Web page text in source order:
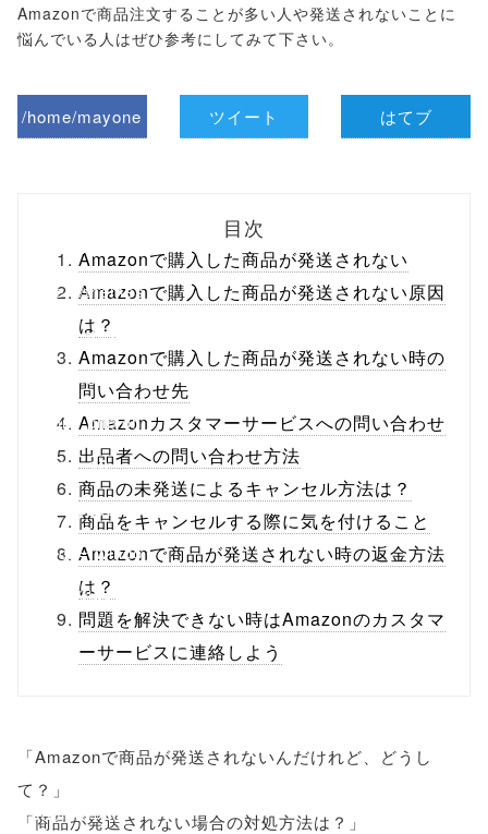
Amazonで商品注文することが多い人や発送されないことに
悩んでいる人はぜひ参考にしてみて下さい。
/home/mayone
content/themes
/tapbiz_theme/
parts/sns-
buttons.php on
line10
/1135206"
onclick="windo
w.open(this.hre
f, 'Gwindow',
menubar=no,
toolbar=no,
ツイート はてブ
目次
Amazonで購入した商品が発送されない
Amazonで購入した商品が発送されない原因
は？
Amazonで購入した商品が発送されない時の
問い合わせ先
Amazonカスタマーサービスへの問い合わせ
出品者への問い合わせ方法
商品の未発送によるキャンセル方法は？
商品をキャンセルする際に気を付けること
Amazonで商品が発送されない時の返金方法
は？
問題を解決できない時はAmazonのカスタマ
ーサービスに連絡しよう
「Amazonで商品が発送されないんだけれど、どうし
て？」
「商品が発送されない場合の対処方法は？」